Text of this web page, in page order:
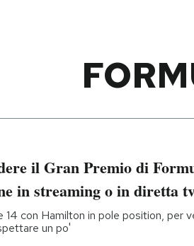
il Gran Premio di
in streaming o in diretta
14 con Hamilton in pole position, per
un po'